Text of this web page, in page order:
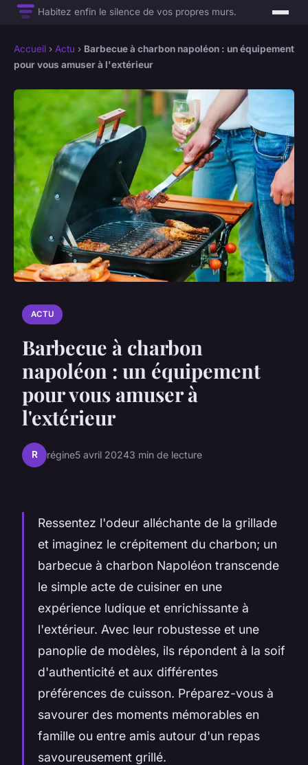
Habitez enfin le silence de vos propres murs.
Accueil › Actu › Barbecue à charbon napoléon : un équipement
pour vous amuser à l'extérieur
ACTU
Barbecue à charbon
napoléon : un équipement
pour vous amuser à
l'extérieur
R régine5 avril 20243 min de lecture
Ressentez l'odeur alléchante de la grillade
et imaginez le crépitement du charbon; un
barbecue à charbon Napoléon transcende
le simple acte de cuisiner en une
expérience ludique et enrichissante à
l'extérieur. Avec leur robustesse et une
panoplie de modèles, ils répondent à la soif
d'authenticité et aux différentes
préférences de cuisson. Préparez-vous à
savourer des moments mémorables en
famille ou entre amis autour d'un repas
savoureusement grillé.